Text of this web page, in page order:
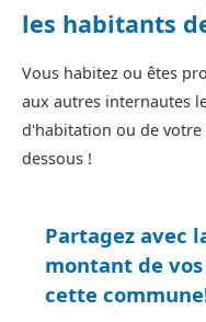
les habitants
Vous habitez ou êtes
aux autres internautes
d'habitation ou de
dessous !
Partagez avec
montant de
cette